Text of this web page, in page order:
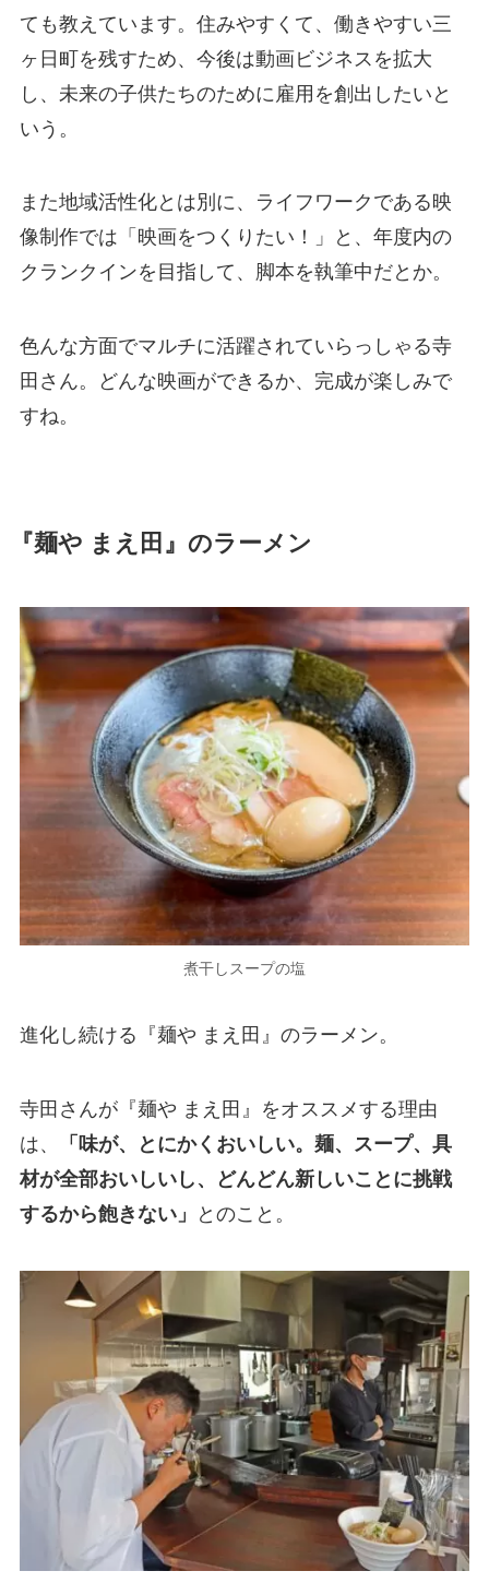
ても教えています。住みやすくて、働きやすい三
ヶ日町を残すため、今後は動画ビジネスを拡大
し、未来の子供たちのために雇用を創出したいと
いう。
また地域活性化とは別に、ライフワークである映
像制作では「映画をつくりたい！」と、年度内の
クランクインを目指して、脚本を執筆中だとか。
色んな方面でマルチに活躍されていらっしゃる寺
田さん。どんな映画ができるか、完成が楽しみで
すね。
『麺や まえ田』のラーメン
煮干しスープの塩
進化し続ける『麺や まえ田』のラーメン。
寺田さんが『麺や まえ田』をオススメする理由
は、
「味が、とにかくおいしい。麺、スープ、具
材が全部おいしいし、どんどん新しいことに挑戦
するから飽きない」
とのこと。